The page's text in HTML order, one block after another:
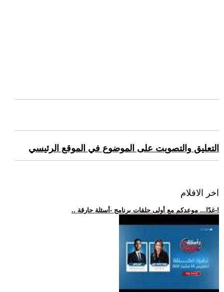
التعليق والتصويت على الموضوع في الموقع الرئيسي
اخر الافلام
.. غدًا... موعدكم مع أولى حلقات برنامج -أسئلة حارقة-!